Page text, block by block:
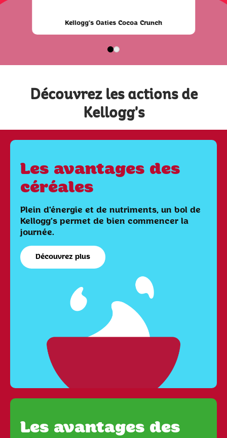
Kellogg's Oaties Cocoa Crunch
Découvrez les actions de
Kellogg's
Les avantages des
céréales
Plein d'énergie et de nutriments, un bol de
Kellogg's permet de bien commencer la
journée.
Découvrez plus
Les avantages des